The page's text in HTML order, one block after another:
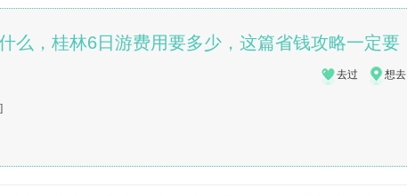
么，桂林6日游费用要多少，这篇省钱攻略一定要
想去
去过